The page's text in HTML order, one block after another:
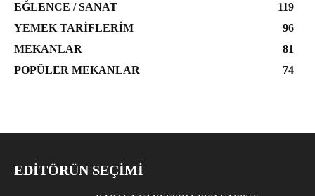
EĞLENCE / SANAT
119
YEMEK TARIFLERIM
96
MEKANLAR
81
POPÜLER MEKANLAR
74
EDITÖRÜN SEÇIMI